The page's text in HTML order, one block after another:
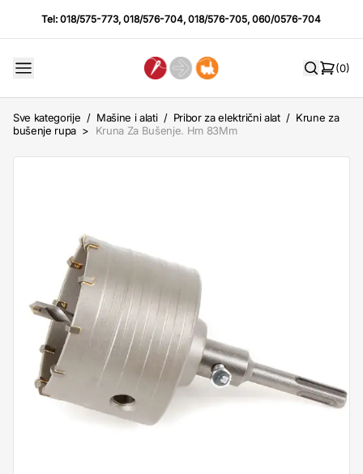
Tel:018/575-773,018/576-704,018/576-705,060/0576-704
(0)
Sve kategorije / Mašine i alati / Pribor za električni alat / Krune za
bušenje rupa > Kruna Za Bušenje. Hm 83Mm